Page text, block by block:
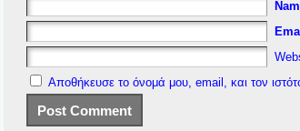
Αποθήκευσε το όνομά μου, email, και τον